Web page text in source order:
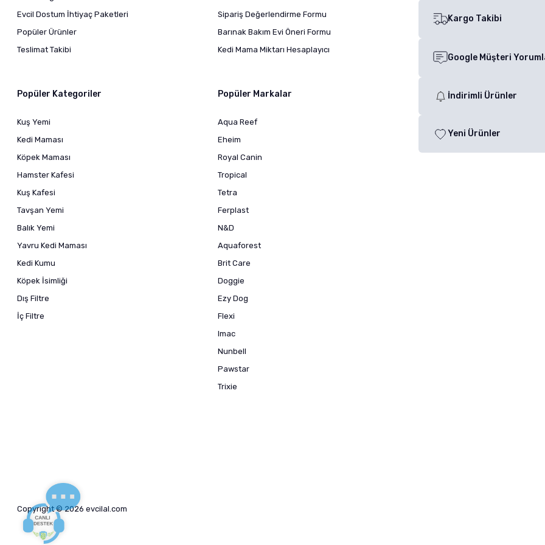
Evcil Dostum İhtiyaç Paketleri
Popüler Ürünler
Teslimat Takibi
Sipariş Değerlendirme Formu
Barınak Bakım Evi Öneri Formu
Kedi Mama Miktarı Hesaplayıcı
Popüler Kategoriler
Kuş Yemi
Kedi Maması
Köpek Maması
Hamster Kafesi
Kuş Kafesi
Tavşan Yemi
Balık Yemi
Yavru Kedi Maması
Kedi Kumu
Köpek İsimliği
Dış Filtre
İç Filtre
Popüler Markalar
Aqua Reef
Eheim
Royal Canin
Tropical
Tetra
Ferplast
N&D
Aquaforest
Brit Care
Doggie
Ezy Dog
Flexi
Imac
Nunbell
Pawstar
Trixie
Kargo Takibi
Google Müşteri
İndirimli Ürünler
Yeni Ürünler
Copyright © 2026 evcilal.com